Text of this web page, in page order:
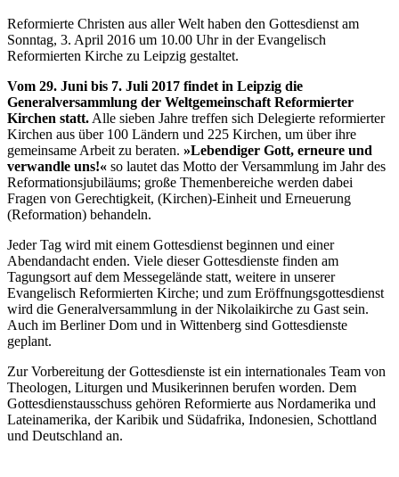
Reformierte Christen aus aller Welt haben den Gottesdienst am
Sonntag, 3. April 2016 um 10.00 Uhr in der Evangelisch
Reformierten Kirche zu Leipzig gestaltet.
Vom 29. Juni bis 7. Juli 2017 findet in Leipzig die
Generalversammlung der Weltgemeinschaft Reformierter
Kirchen statt.Alle sieben Jahre treffen sich Delegierte reformierter
Kirchen aus über 100 Ländern und 225 Kirchen, um über ihre
gemeinsame Arbeit zu beraten. »Lebendiger Gott, erneure und
verwandle uns!« so lautet das Motto der Versammlung im Jahr des
Reformationsjubiläums; große Themenbereiche werden dabei
Fragen von Gerechtigkeit, (Kirchen)-Einheit und Erneuerung
(Reformation) behandeln.
Jeder Tag wird mit einem Gottesdienst beginnen und einer
Abendandacht enden. Viele dieser Gottesdienste finden am
Tagungsort auf dem Messegelände statt, weitere in unserer
Evangelisch Reformierten Kirche; und zum Eröffnungsgottesdienst
wird die Generalversammlung in der Nikolaikirche zu Gast sein.
Auch im Berliner Dom und in Wittenberg sind Gottesdienste
geplant.
Zur Vorbereitung der Gottesdienste ist ein internationales Team von
Theologen, Liturgen und Musikerinnen berufen worden. Dem
Gottesdienstausschuss gehören Reformierte aus Nordamerika und
Lateinamerika, der Karibik und Südafrika, Indonesien, Schottland
und Deutschland an.